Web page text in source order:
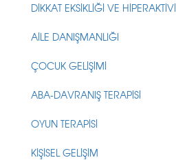
DİKKAT EKSİKLİĞİ VE
AİLE DANIŞMANLIĞI
ÇOCUK GELİŞİMİ
ABA-DAVRANIŞ TERAPİSİ
OYUN TERAPİSİ
KİŞİSEL GELİŞİM